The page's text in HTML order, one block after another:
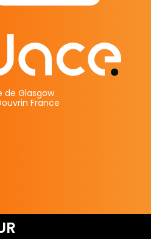
de Glasgow
France